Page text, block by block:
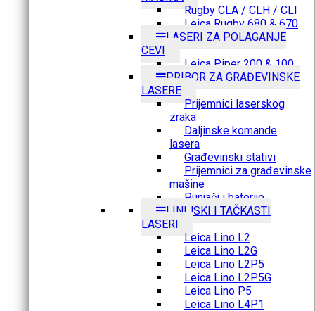
Rugby CLA / CLH / CLI
Leica Rugby 680 & 670
LASERI ZA POLAGANJE
CEVI
Leica Piper 200 & 100
PRIBOR ZA GRAĐEVINSKE
LASERE
Prijemnici laserskog
zraka
Daljinske komande
lasera
Građevinski stativi
Prijemnici za građevinske
mašine
Punjači i baterije
LINIJSKI I TAČKASTI
LASERI
Leica Lino L2
Leica Lino L2G
Leica Lino L2P5
Leica Lino L2P5G
Leica Lino P5
Leica Lino L4P1